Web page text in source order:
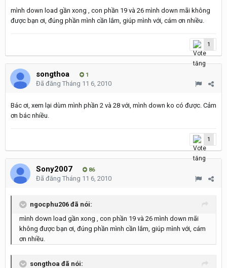
mình down load gần xong , con phần 19 và 26 mình down mãi không
được bạn ơi, đúng phần mình cần lắm, giúp mình với, cám ơn nhiều.
1
songthoa 1
Đã đăng Tháng 11 6, 2010
Bác ơi, xem lại dùm mình phần 2 và 28 với, mình down ko có được. Cảm
ơn bác nhiều.
1
Sony2007 86
Đã đăng Tháng 11 6, 2010
ngocphu206 đã nói:
mình down load gần xong , con phần 19 và 26 mình down mãi
không được bạn ơi, đúng phần mình cần lắm, giúp mình với, cám
ơn nhiều.
songthoa đã nói: